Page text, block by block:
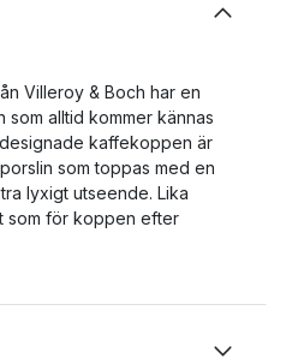
Villeroy & Boch har en
alltid kommer kännas
kaffekoppen är
som toppas med en
lyxigt utseende. Lika
som för koppen efter